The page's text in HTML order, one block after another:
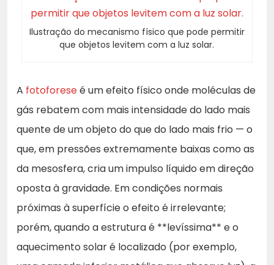
Ilustração do mecanismo físico que pode permitir
que objetos levitem com a luz solar.
A fotoforeseé um efeito físico onde moléculas de
gás rebatem com mais intensidade do lado mais
quente de um objeto do que do lado mais frio — o
que, em pressões extremamente baixas como as
da mesosfera, cria um impulso líquido em direção
oposta à gravidade. Em condições normais
próximas à superfície o efeito é irrelevante;
porém, quando a estrutura é **levíssima** e o
aquecimento solar é localizado (por exemplo,